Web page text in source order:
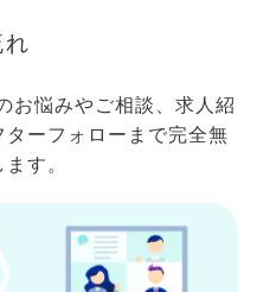
お悩みやご相談、求人紹
ーフォローまで完全無
す。